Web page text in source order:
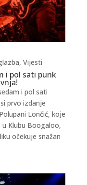
i pol sati punk
, Vijesti
i pol sati
prvo izdanje
Lončić, koje
Klubu Boogaloo,
očekuje snažan